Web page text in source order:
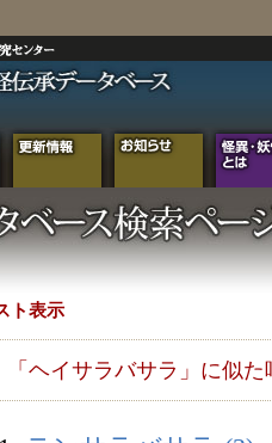
ト表示
「ヘイサラバサラ」に似た